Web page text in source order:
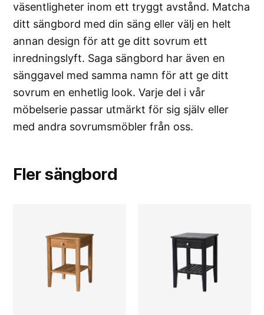
väsentligheter inom ett tryggt avstånd. Matcha
ditt sängbord med din säng eller välj en helt
annan design för att ge ditt sovrum ett
inredningslyft. Saga sängbord har även en
sänggavel med samma namn för att ge ditt
sovrum en enhetlig look. Varje del i vår
möbelserie passar utmärkt för sig själv eller
med andra sovrumsmöbler från oss.
Flersängbord